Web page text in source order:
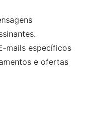
mails específicos
e ofertas